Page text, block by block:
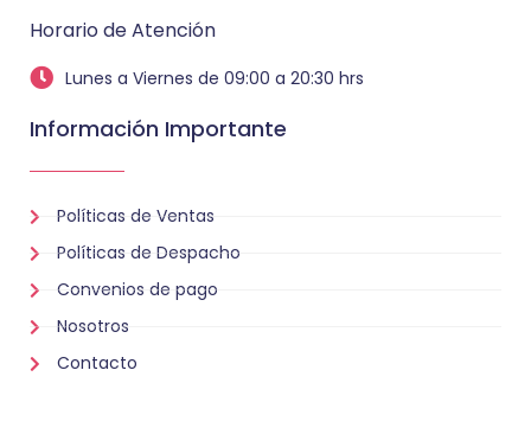
Horario de Atención
Lunes a Viernes de 09:00 a 20:30 hrs
Información Importante
Políticas de Ventas
Políticas de Despacho
Convenios de pago
Nosotros
Contacto